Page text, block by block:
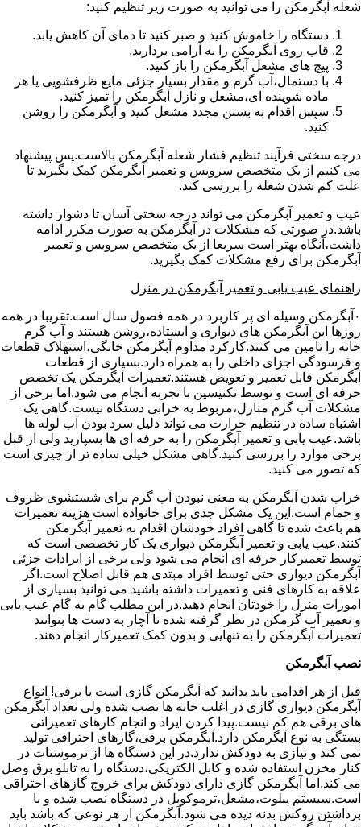
شعله آبگرمکن را می توانید به صورت زیر تنظیم کنید:
دستگاه را خاموش کنید و صبر کنید تا دمای آن کاهش یابد.
قاب روی آبگرمکن را به آرامی بردارید.
پیچ های مشعل آبگرمکن را باز کنید.
با دستمال،آب گرم و مقدار بسیار جزئی مایع ظرفشویی یا هر
ماده شوینده ای،مشعل و نازل آبگرمکن را تمیز کنید.
سپس اقدام به بستن مجدد مشعل کنید و آبگرمکن را روشن
کنید.
درجه سختی فرآیند تنظیم فشار شعله آبگرمکن بالاست.پس پیشنهاد
می کنیم از یک متخصص سرویس و تعمیر آبگرمکن کمک بگیرید تا
علت کم شدن شعله را بررسی کند.
عیب و تعمیر آبگرمکن می تواند درجه سختی آسان تا دشوار داشته
باشد.در صورتی که مشکلات در آبگرمکن به صورت مکرر ادامه
داشت،آنگاه بهتر است سریعا از یک متخصص سرویس و تعمیر
آبگرمکن برای رفع مشکلات کمک بگیرید.
راهنمای عیب یابی و تعمیر آبگرمکن در منزل
۰آبگرمکن وسیله ای پر کاربرد در همه فصول سال است.تقریبا در همه
روزها این آبگرمکن های دیواری و ایستاده،روشن هستند و آب گرم
خانه را تامین می کنند.کارکرد مداوم آبگرمکن خانگی،استهلاک قطعات
و فرسودگی اجزای داخلی را به همراه دارد.بسیاری از قطعات
آبگرمکن قابل تعمیر و تعویض هستند.تعمیرات آبگرمکن یک تخصص
حرفه ای است و توسط تکنیسین با تجربه انجام می شود.اما برخی از
مشکلات آب گرم منازل،مربوط به خرابی دستگاه نیست.گاهی یک
اشتباه ساده در تنظیم حرارت می تواند دلیل سرد بودن آب لوله ها
باشد.عیب یابی و تعمیر آبگرمکن را به حرفه ای ها بسپارید ولی از قبل
برخی موارد را بررسی کنید.گاهی مشکل خیلی ساده تر از چیزی است
که تصور می کنید.
خراب شدن آبگرمکن به معنی نبودن آب گرم برای شستشوی ظروف
و حمام است.این یک مشکل جدی برای خانواده است هزینه تعمیرات
هم باعث شده تا گاهی افراد خودشان اقدام به تعمیر آبگرمکن
کنند.عیب یابی و تعمیر آبگرمکن دیواری یک کار تخصصی است که
توسط تعمیرکار حرفه ای انجام می شود ولی برخی از ایرادات جزئی
آبگرمکن دیواری حتی توسط افراد مبتدی هم قابل اصلاح است.اگر
علاقه به کارهای فنی و تعمیرات داشته باشید می توانید بسیاری از
امورات منزل را خودتان انجام دهید.در این مطلب گام به گام عیب یابی
و تعمیر آب گرمکن در نظر گرفته شده تا آچار به دست ها بتوانند
تعمیرات آبگرمکن را به تنهایی و بدون کمک تعمیرکار انجام دهند.
نصب آبگرمکن
قبل از هر اقدامی باید بدانید که آبگرمکن گازی است یا برقی! انواع
آبگرمکن دیواری گازی در اغلب خانه ها نصب شده ولی تعداد آبگرمکن
های برقی هم کم نیست.پیدا کردن ایراد و انجام کارهای تعمیراتی
بستگی به نوع آبگرمکن دارد.آبگرمکن برقی،گازهای احتراقی تولید
نمی کند و نیازی به دودکش ندارد.در این دستگاه ها از ترموستات در
کنار مخزن استفاده شده و کابل الکتریکی،دستگاه را به تابلو برق وصل
می کند.اما آبگرمکن گازی دارای دودکش برای خروج گازهای احتراقی
است.سیستم پیلوت،مشعل،ترموکوبل در دستگاه نصب شده و با
برداشتن روکش بدنه دیده می شود.آبگرمکن از هر نوعی که باشد باید